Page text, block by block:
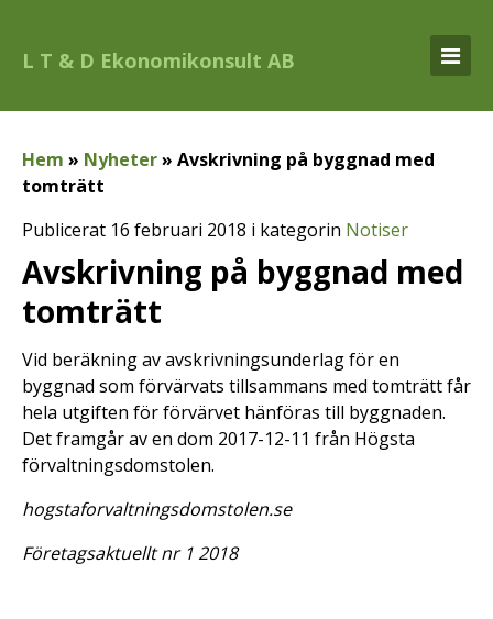
L T & D Ekonomikonsult AB
Hem » Nyheter» Avskrivning på byggnad med
tomträtt
Publicerat 16 februari 2018 i kategorin Notiser
Avskrivning på byggnad med
tomträtt
Vid beräkning av avskrivningsunderlag för en
byggnad som förvärvats tillsammans med tomträtt får
hela utgiften för förvärvet hänföras till byggnaden.
Det framgår av en dom 2017-12-11 från Högsta
förvaltningsdomstolen.
hogstaforvaltningsdomstolen.se
Företagsaktuellt nr 1 2018